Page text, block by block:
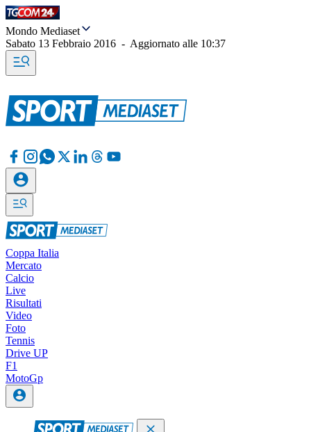
Mondo Mediaset
Sabato 13 Febbraio 2016 - Aggiornato alle 10:37
Coppa Italia
Mercato
Calcio
Live
Risultati
Video
Foto
Tennis
Drive UP
F1
MotoGp